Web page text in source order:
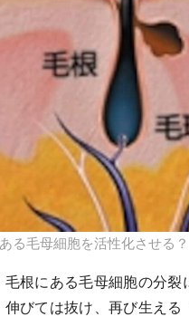
る毛母細胞を活性化させる？
毛根にある毛母細胞の分裂
伸びては抜け、再び生える